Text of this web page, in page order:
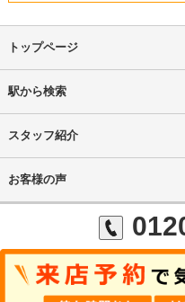
トップページ
駅から検索
スタッフ紹介
お客様の声